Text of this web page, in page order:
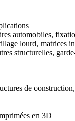
automobiles,
lourd, matrices
structurelles,
de
en 3D